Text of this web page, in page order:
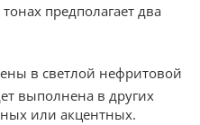
предполагает два
в светлой нефритовой
выполнена в других
или акцентных.